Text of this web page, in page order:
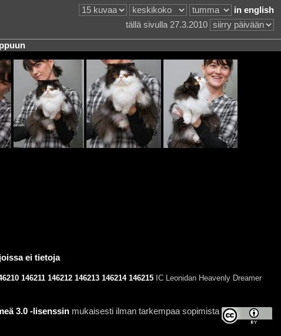
in english
tällä sivulla 27.3.2010
ei tietoja
146211 146212 146213 146214 146215IC Leonidan Heavenly Dreamer
3.0 -lisenssinmukaisesti ilman tarkempaa sopimista